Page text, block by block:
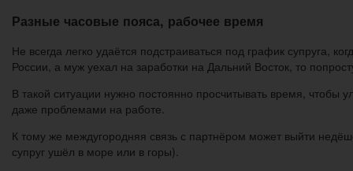
Разные часовые пояса, рабочее время
Не всегда легко удаётся подстраиваться под график супруга,
России, а муж уехал на заработки на Дальний Восток, то
В такой ситуации нужно постоянно просчитывать время, чтобы
даже проблемами на работе.
К тому же междугородняя связь с партнёром может выйти
супруг ушёл в море или в горы).